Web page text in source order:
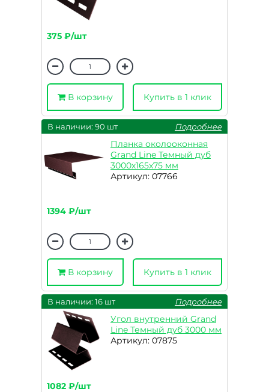
375 ₽/шт
В корзину Купить в 1 клик
В наличии: 90 шт Подробнее
Планка околооконная
Grand Line Темный дуб
3000х165х75 мм
Артикул: 07766
1394 ₽/шт
В корзину Купить в 1 клик
В наличии: 16 шт Подробнее
Угол внутренний Grand
Line Темный дуб 3000 мм
Артикул: 07875
1082 ₽/шт